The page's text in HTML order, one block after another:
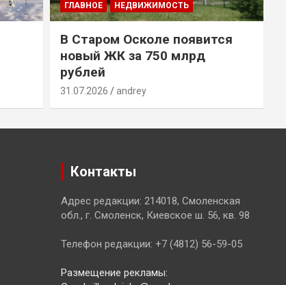
ГЛАВНОЕ НЕДВИЖИМОСТЬ
В Старом Осколе появится
новый ЖК за 750 млрд
рублей
31.07.2026 andrey
Контакты
Адрес редакции: 214018, Смоленская
обл., г. Смоленск, Киевское ш. 56, кв. 98
Телефон редакции: +7 (4812) 56-59-05
Размещение рекламы: